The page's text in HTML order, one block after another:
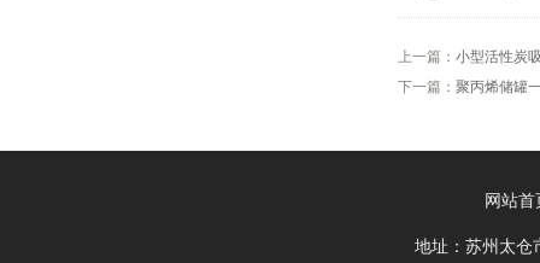
上一篇： 小型活性炭
下一篇： 聚丙烯储罐
网站首
地址：苏州太